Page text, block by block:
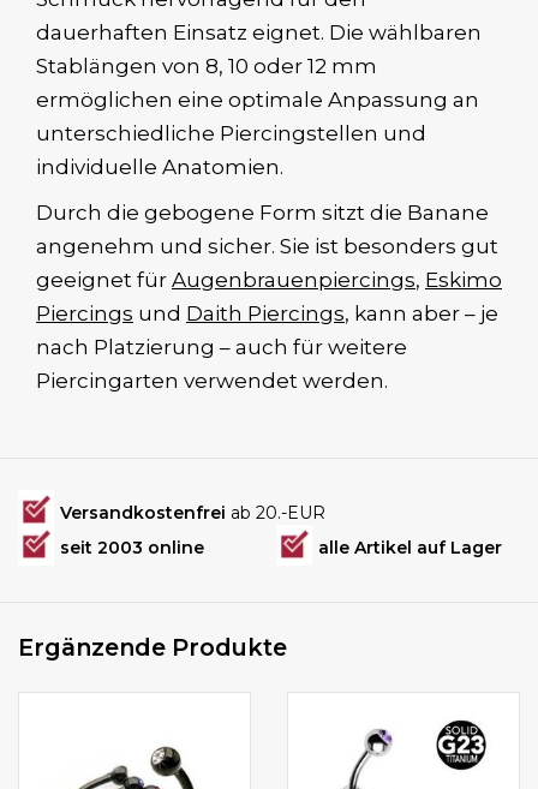
dauerhaften Einsatz eignet. Die wählbaren
Stablängen von 8, 10 oder 12 mm
ermöglichen eine optimale Anpassung an
unterschiedliche Piercingstellen und
individuelle Anatomien.
Durch die gebogene Form sitzt die Banane
angenehm und sicher. Sie ist besonders gut
geeignet für Augenbrauenpiercings, Eskimo
Piercings und Daith Piercings, kann aber – je
nach Platzierung – auch für weitere
Piercingarten verwendet werden.
Versandkostenfrei ab 20.-EUR
seit 2003 online
alle Artikel auf Lager
Ergänzende Produkte